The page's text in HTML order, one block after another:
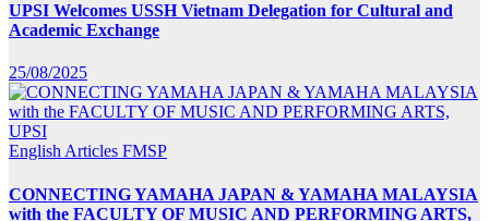
UPSI Welcomes USSH Vietnam Delegation for Cultural and
Academic Exchange
25/08/2025
English Articles FMSP
CONNECTING YAMAHA JAPAN & YAMAHA MALAYSIA
with the FACULTY OF MUSIC AND PERFORMING ARTS,